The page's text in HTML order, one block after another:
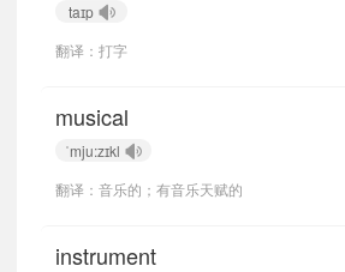
taɪp
翻译：打字
musical
ˈmju:zɪkl
翻译：音乐的；有音乐天赋的
instrument